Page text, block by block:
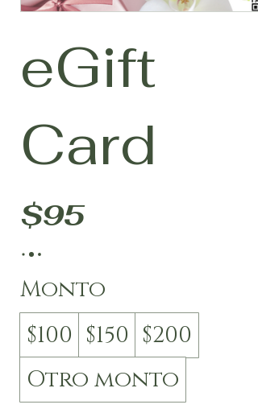
eGift
Card
$95
Monto
$100 $150 $200
Otro monto